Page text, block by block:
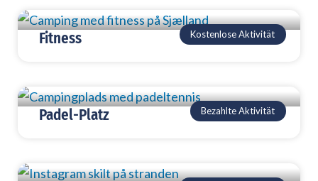
Kostenlose Aktivität
Fitness
Bezahlte Aktivität
Padel-Platz